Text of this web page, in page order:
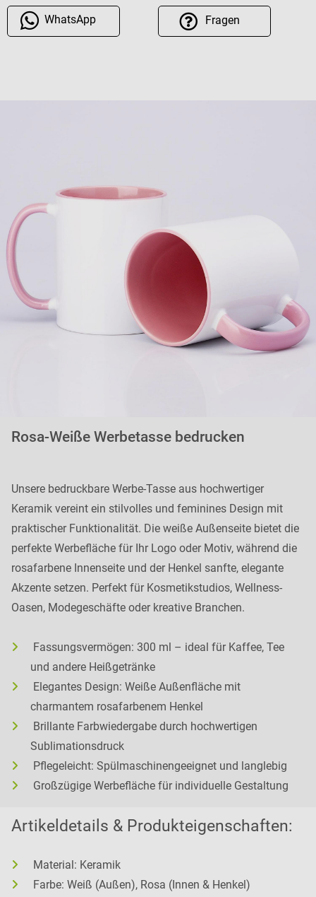
WhatsApp Fragen
Rosa-Weiße Werbetasse bedrucken
Unsere bedruckbare Werbe-Tasse aus hochwertiger
Keramik vereint ein stilvolles und feminines Design mit
praktischer Funktionalität. Die weiße Außenseite bietet die
perfekte Werbefläche für Ihr Logo oder Motiv, während die
rosafarbene Innenseite und der Henkel sanfte, elegante
Akzente setzen. Perfekt für Kosmetikstudios, Wellness-
Oasen, Modegeschäfte oder kreative Branchen.
Fassungsvermögen: 300 ml – ideal für Kaffee, Tee
und andere Heißgetränke
Elegantes Design: Weiße Außenfläche mit
charmantem rosafarbenem Henkel
Brillante Farbwiedergabe durch hochwertigen
Sublimationsdruck
Pflegeleicht: Spülmaschinengeeignet und langlebig
Großzügige Werbefläche für individuelle Gestaltung
Artikeldetails & Produkteigenschaften:
Material: Keramik
Farbe: Weiß (Außen), Rosa (Innen & Henkel)